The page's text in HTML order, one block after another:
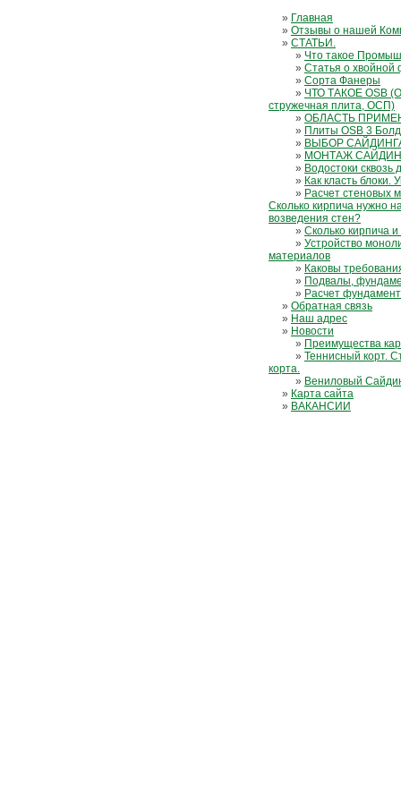
» Главная
» Отзывы о нашей
» СТАТЬИ.
» Что такое
» Статья о хвойной
» Сорта Фанеры
» ЧТО ТАКОЕ OSB
стружечная плита, ОСП)
» ОБЛАСТЬ
» Плиты OSB 3
» ВЫБОР
» МОНТАЖ
» Водостоки сквозь
» Как класть блоки.
» Расчет стеновых
Сколько кирпича нужно
возведения стен?
» Сколько кирпича
» Устройство
материалов
» Каковы
» Подвалы,
» Расчет
» Обратная связь
» Наш адрес
» Новости
» Преимущества
» Теннисный корт.
корта.
» Вениловый
» Карта сайта
» ВАКАНСИИ